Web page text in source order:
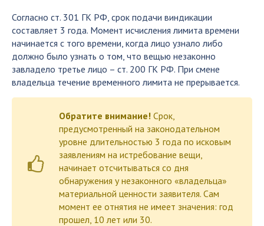
Согласно ст. 301 ГК РФ, срок подачи виндикации
составляет 3 года. Момент исчисления лимита времени
начинается с того времени, когда лицо узнало либо
должно было узнать о том, что вещью незаконно
завладело третье лицо – ст. 200 ГК РФ. При смене
владельца течение временного лимита не прерывается.
Обратите внимание! Срок,
предусмотренный на законодательном
уровне длительностью 3 года по исковым
заявлениям на истребование вещи,
начинает отсчитываться со дня
обнаружения у незаконного «владельца»
материальной ценности заявителя. Сам
момент ее отнятия не имеет значения: год
прошел, 10 лет или 30.